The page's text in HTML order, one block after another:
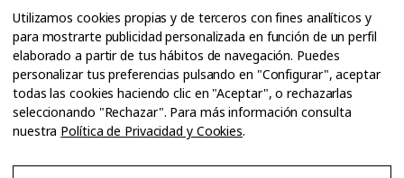
Ópticos
Cuadernos
Guías
Dossier
Anuarios
Ofertas de empleo
Utilizamos cookies propias y de terceros con fines analíticos y
para mostrarte publicidad personalizada en función de un perfil
elaborado a partir de tus hábitos de navegación. Puedes
personalizar tus preferencias pulsando en "Configurar", aceptar
todas las cookies haciendo clic en "Aceptar", o rechazarlas
seleccionando "Rechazar". Para más información consulta
nuestra Política de Privacidad y Cookies.